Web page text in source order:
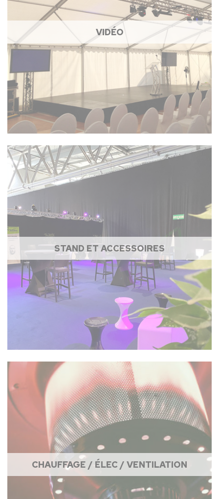
VIDÉO
STAND ET ACCESSOIRES
CHAUFFAGE / ÉLEC / VENTILATION